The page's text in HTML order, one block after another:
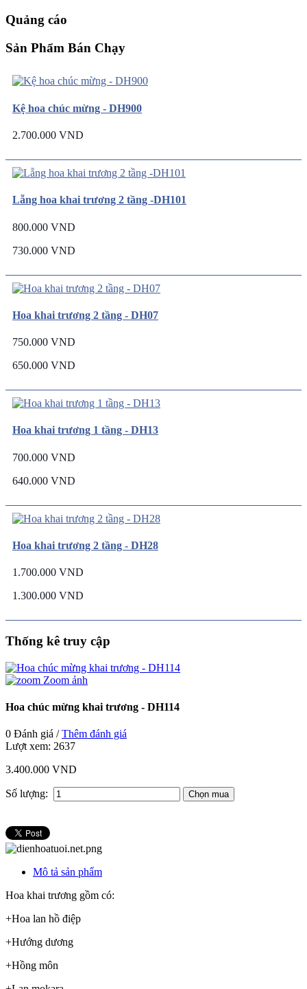
Quảng cáo
Sản Phẩm Bán Chạy
Kệ hoa chúc mừng - DH900
2.700.000 VND
Lẵng hoa khai trương 2 tầng -DH101
800.000 VND
730.000 VND
Hoa khai trương 2 tầng - DH07
750.000 VND
650.000 VND
Hoa khai trương 1 tầng - DH13
700.000 VND
640.000 VND
Hoa khai trương 2 tầng - DH28
1.700.000 VND
1.300.000 VND
Thống kê truy cập
Zoom ảnh
Hoa chúc mừng khai trương - DH114
0 Đánh giá /Thêm đánh giá
Lượt xem: 2637
3.400.000 VND
Số lượng:
Mô tả sản phẩm
Hoa khai trương gồm có:
+Hoa lan hồ điệp
+Hướng dương
+Hồng môn